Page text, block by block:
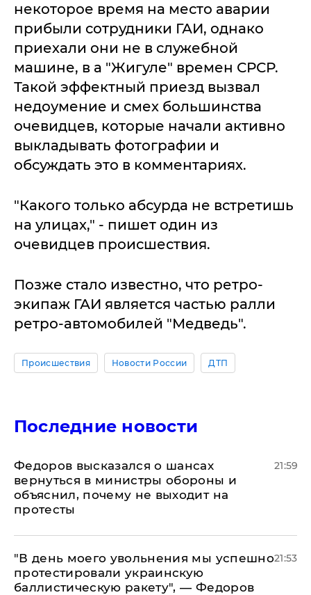
некоторое время на место аварии
прибыли сотрудники ГАИ, однако
приехали они не в служебной
машине, в а "Жигуле" времен СРСР.
Такой эффектный приезд вызвал
недоумение и смех большинства
очевидцев, которые начали активно
выкладывать фотографии и
обсуждать это в комментариях.
"Какого только абсурда не встретишь
на улицах," - пишет один из
очевидцев происшествия.
Позже стало известно, что ретро-
экипаж ГАИ является частью ралли
ретро-автомобилей "Медведь".
Происшествия Новости России ДТП
Последние новости
Федоров высказался о шансах
вернуться в министры обороны и
объяснил, почему не выходит на
протесты
21:59
​"В день моего увольнения мы успешно
протестировали украинскую
баллистическую ракету", — Федоров
21:53